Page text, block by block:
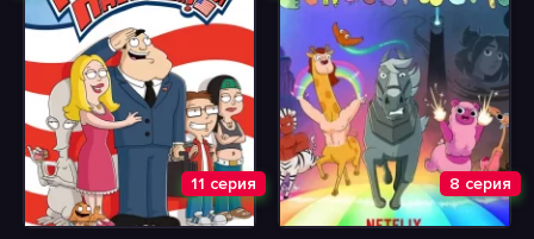
11 серия 8 серия